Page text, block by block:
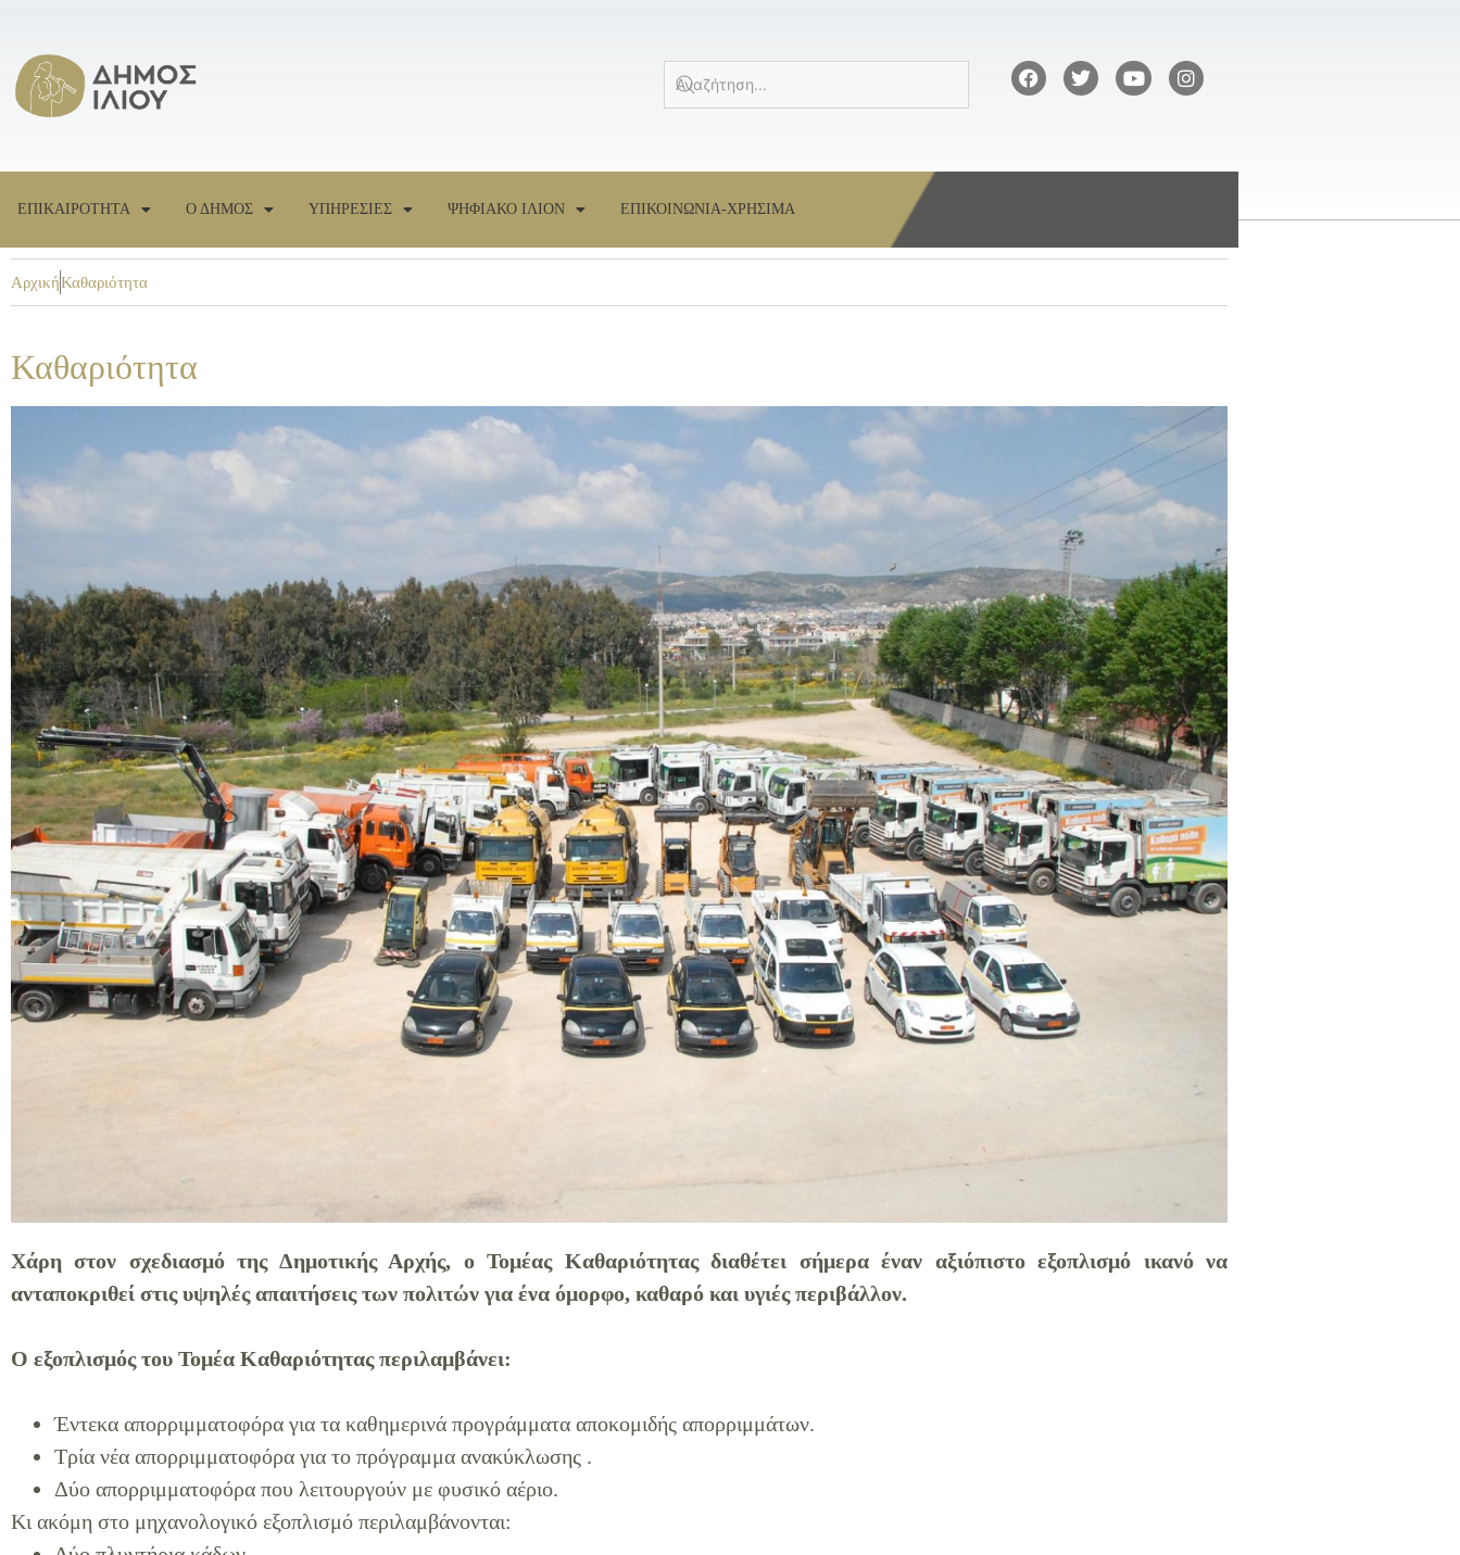
ΕΠΙΚΑΙΡΟΤΗΤΑ Ο ΔΗΜΟΣ ΥΠΗΡΕΣΙΕΣ ΨΗΦΙΑΚΟ ΙΛΙΟΝ ΕΠΙΚΟΙΝΩΝΙΑ-ΧΡΗΣΙΜΑ
ΑρχικήΚαθαριότητα
Καθαριότητα
Χάρη στον σχεδιασμό της Δημοτικής Αρχής, ο Τομέας Καθαριότητας διαθέτει σήμερα έναν αξιόπιστο εξοπλισμό ικανό να
ανταποκριθεί στις υψηλές απαιτήσεις των πολιτών για ένα όμορφο, καθαρό και υγιές περιβάλλον.
Ο εξοπλισμός του Τομέα Καθαριότητας περιλαμβάνει:
Έντεκα απορριμματοφόρα για τα καθημερινά προγράμματα αποκομιδής απορριμμάτων.
Τρία νέα απορριμματοφόρα για το πρόγραμμα ανακύκλωσης .
Δύο απορριμματοφόρα που λειτουργούν με φυσικό αέριο.
Κι ακόμη στο μηχανολογικό εξοπλισμό περιλαμβάνονται: